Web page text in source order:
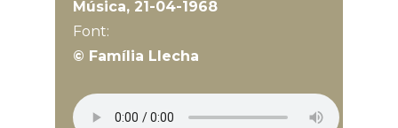
Música, 21-04-1968
Font:
© Família Llecha